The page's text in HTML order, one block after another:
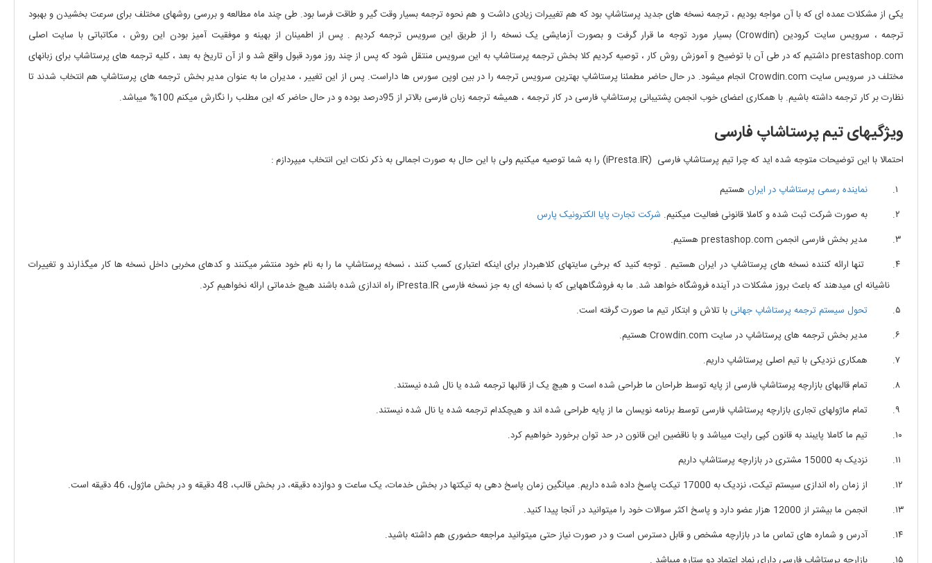
یکی از مشکلات عمده ای که با آن مواجه بودیم ، ترجمه نسخه های جدید پرستاشاپ بود که هم تغییرات زیادی داشت و هم نحوه ترجمه بسیار وقت گیر و طاقت فرسا بود. طی چند ماه مطالعه و بررسی روشهای مختلف برای سرعت بخشیدن و بهبود
ترجمه ، سرویس سایت کرودین (Crowdin) بسیار مورد توجه ما قرار گرفت و بصورت آزمایشی یک نسخه را از طریق این سرویس ترجمه کردیم . پس از اطمینان از بهینه و موفقیت آمیز بودن این روش ، مکاتباتی با سایت اصلی
prestashop.com داشتیم که در طی آن با توضیح و آموزش روش کار ، توصیه کردیم کلا بخش ترجمه پرستاشاپ به این سرویس منتقل شود که پس از چند روز مورد قبول واقع شد و از آن تاریخ به بعد ، کلیه ترجمه های پرستاشاپ برای زبانهای
مختلف در سرویس سایت Crowdin.com انجام میشود. در حال حاضر مطمئنا پرستاشاپ بهترین سرویس ترجمه را در بین اوپن سورس ها داراست. پس از این تغییر ، مدیران ما به عنوان مدیر بخش ترجمه های پرستاشاپ هم انتخاب شدند تا
نظارت بر کار ترجمه داشته باشیم. با همکاری اعضای خوب انجمن پشتیبانی پرستاشاپ فارسی در کار ترجمه ، همیشه ترجمه زبان فارسی بالاتر از 95درصد بوده و در حال حاضر که این مطلب را نگارش میکنم 100% میباشد.
ویژگیهای تیم پرستاشاپ فارسی
احتمالا با این توضیحات متوجه شده اید که چرا تیم پرستاشاپ فارسی (iPresta.IR) را به شما توصیه میکنیم ولی با این حال به صورت اجمالی به ذکر نکات این انتخاب میپردازم :
نماینده رسمی پرستاشاپ در ایران هستیم
به صورت شرکت ثبت شده و کاملا قانونی فعالیت میکنیم. شرکت تجارت پایا الکترونیک پارس
مدیر بخش فارسی انجمن prestashop.com هستیم.
تنها ارائه کننده نسخه های پرستاشاپ در ایران هستیم . توجه کنید که برخی سایتهای کلاهبردار برای اینکه اعتباری کسب کنند ، نسخه پرستاشاپ ما را به نام خود منتشر میکنند و کدهای مخربی داخل نسخه ها کار میگذارند و تغییرات
ناشیانه ای میدهند که باعث بروز مشکلات در آینده فروشگاه خواهد شد. ما به فروشگاههایی که با نسخه ای به جز نسخه فارسی iPresta.IR راه اندازی شده باشند هیچ خدماتی ارائه نخواهیم کرد.
تحول سیستم ترجمه پرستاشاپ جهانی با تلاش و ابتکار تیم ما صورت گرفته است.
مدیر بخش ترجمه های پرستاشاپ در سایت Crowdin.com هستیم.
همکاری نزدیکی با تیم اصلی پرستاشاپ داریم.
تمام قالبهای بازارچه پرستاشاپ فارسی از پایه توسط طراحان ما طراحی شده است و هیچ یک از قالبها ترجمه شده یا نال شده نیستند.
تمام ماژولهای تجاری بازارچه پرستاشاپ فارسی توسط برنامه نویسان ما از پایه طراحی شده اند و هیچکدام ترجمه شده یا نال شده نیستند.
تیم ما کاملا پایبند به قانون کپی رایت میباشد و با ناقضین این قانون در حد توان برخورد خواهیم کرد.
نزدیک به 15000 مشتری در بازارچه پرستاشاپ داریم
از زمان راه اندازی سیستم تیکت، نزدیک به 17000 تیکت پاسخ داده شده داریم. میانگین زمان پاسخ دهی به تیکتها در بخش خدمات، یک ساعت و دوازده دقیقه، در بخش قالب، 48 دقیقه و در بخش ماژول، 46 دقیقه است.
انجمن ما بیشتر از 12000 هزار عضو دارد و پاسخ اکثر سوالات خود را میتوانید در آنجا پیدا کنید.
آدرس و شماره های تماس ما در بازارچه مشخص و قابل دسترس است و در صورت نیاز حتی میتوانید مراجعه حضوری هم داشته باشید.